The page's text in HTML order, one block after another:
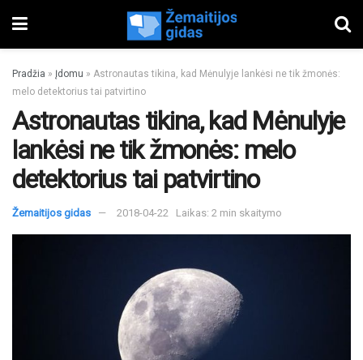
Pradžia » Įdomu » Astronautas tikina, kad Mėnulyje lankėsi ne tik žmonės:
melo detektorius tai patvirtino
Astronautas tikina, kad Mėnulyje
lankėsi ne tik žmonės: melo
detektorius tai patvirtino
Žemaitijos gidas 2018-04-22 Laikas: 2 min skaitymo